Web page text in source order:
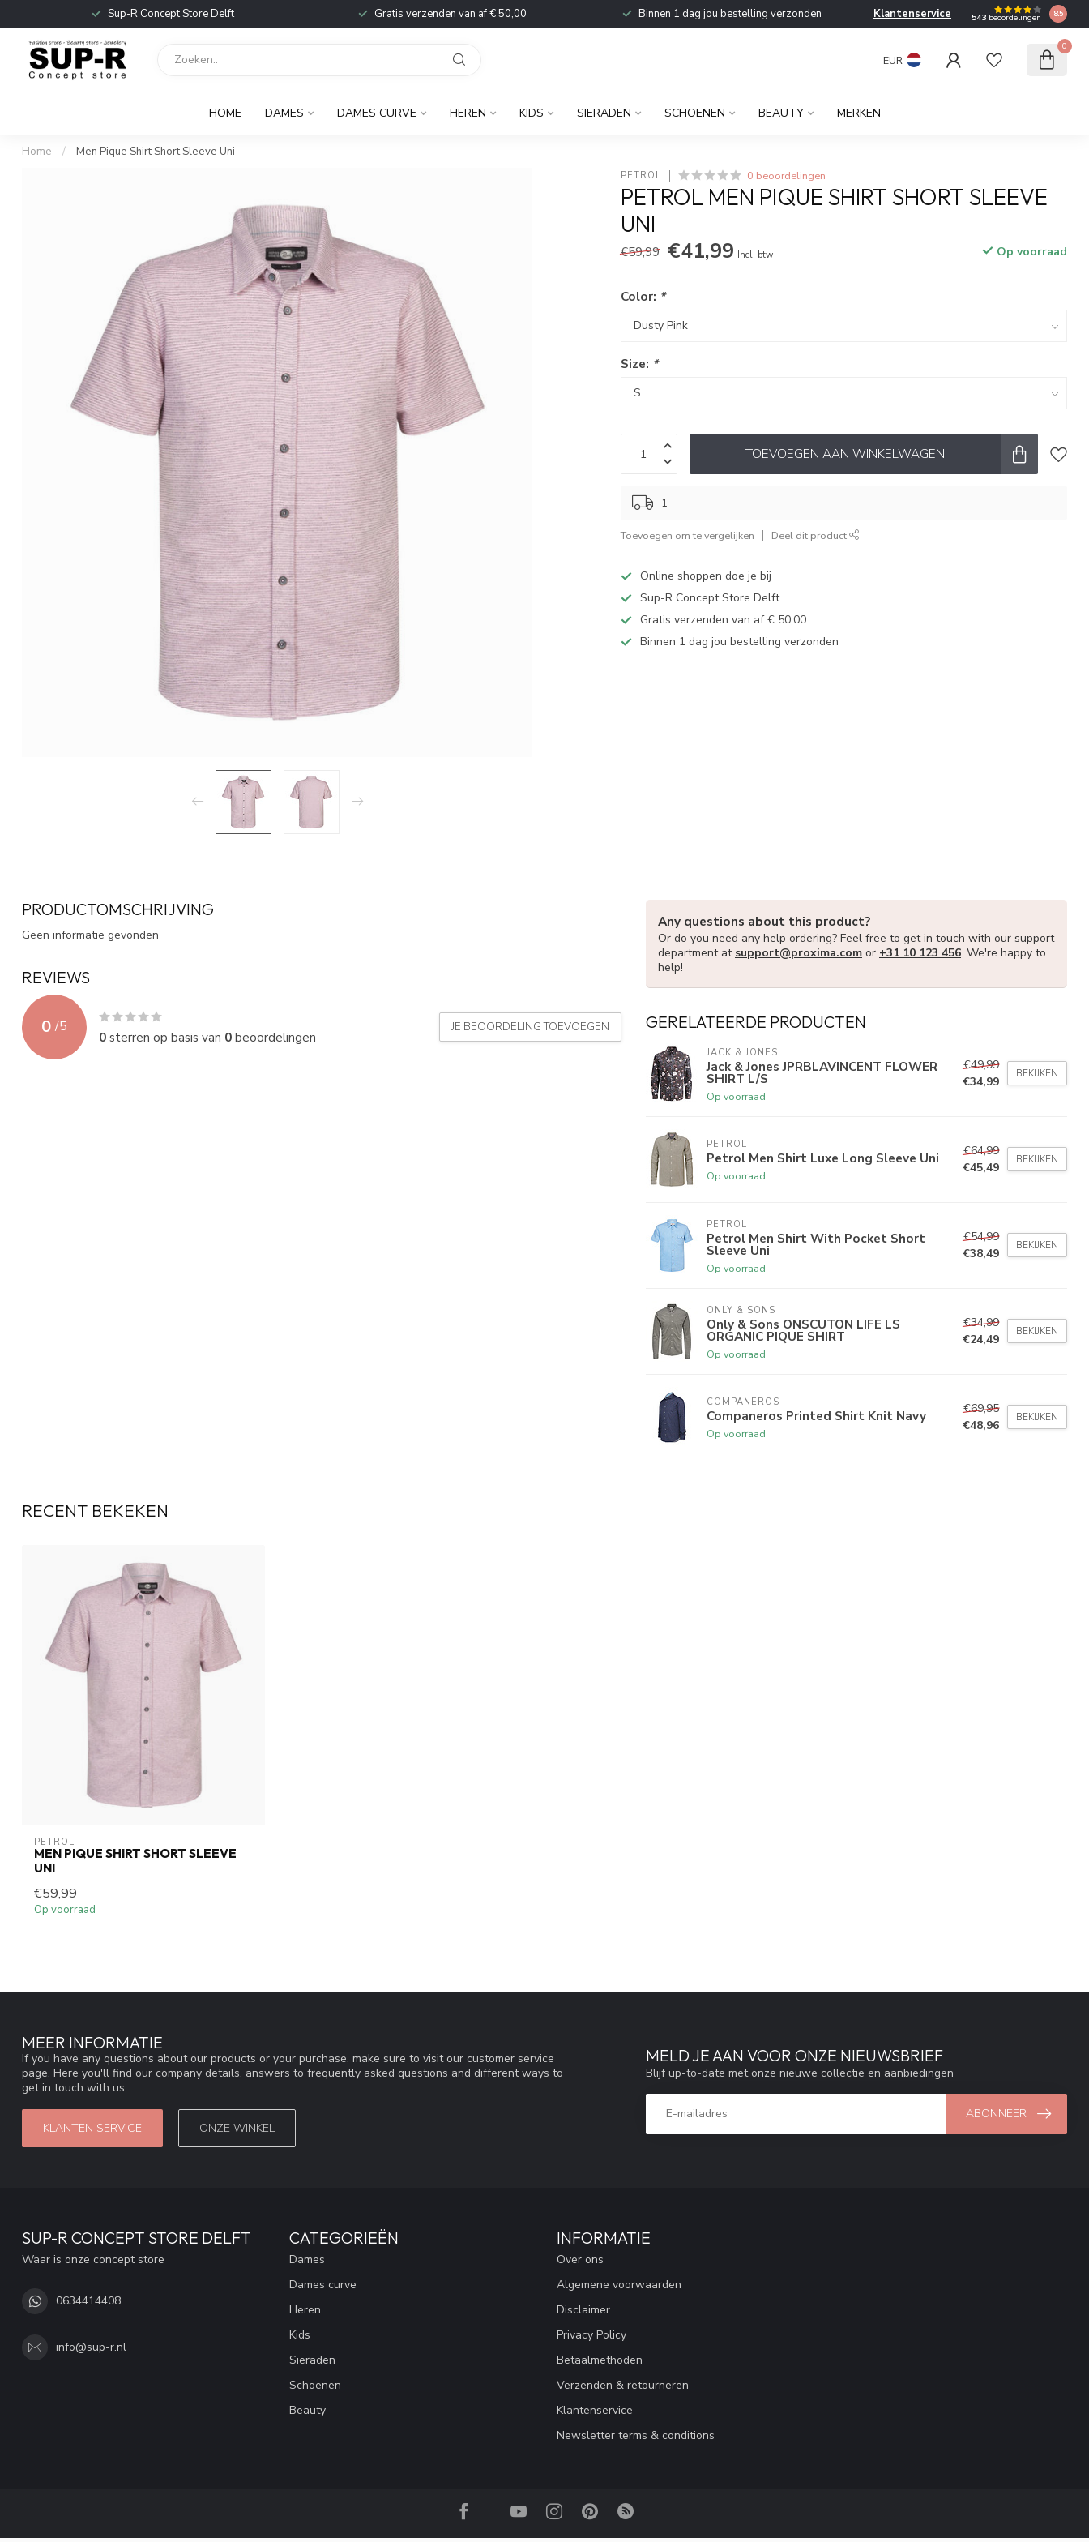
Sup-R Concept Store Delft Gratis verzenden van af € 50,00 Binnen 1 dag jou bestelling verzonden Klantenservice 543 beoordelingen 8.5
EUR
0
HOME DAMES DAMES CURVE HEREN KIDS SIERADEN SCHOENEN BEAUTY MERKEN
Home / Men Pique Shirt Short Sleeve Uni
PETROL 0 beoordelingen
PETROL MEN PIQUE SHIRT SHORT SLEEVE
UNI
€59,99 €41,99 Incl. btw Op voorraad
Color: *
Size: *
TOEVOEGEN AAN WINKELWAGEN
1
Toevoegen om te vergelijken Deel dit product
Online shoppen doe je bij
Sup-R Concept Store Delft
Gratis verzenden van af € 50,00
Binnen 1 dag jou bestelling verzonden
PRODUCTOMSCHRIJVING
Geen informatie gevonden
REVIEWS
0 /5
0sterren op basis van 0beoordelingen
JE BEOORDELING TOEVOEGEN
Any questions about this product?
Or do you need any help ordering? Feel free to get in touch with our support
department at support@proxima.com or +31 10 123 456. We're happy to
help!
GERELATEERDE PRODUCTEN
JACK & JONES
Jack & Jones JPRBLAVINCENT FLOWER
SHIRT L/S
Op voorraad
€49,99
€34,99
BEKIJKEN
PETROL
Petrol Men Shirt Luxe Long Sleeve Uni
Op voorraad
€64,99
€45,49
BEKIJKEN
PETROL
Petrol Men Shirt With Pocket Short
Sleeve Uni
Op voorraad
€54,99
€38,49
BEKIJKEN
ONLY & SONS
Only & Sons ONSCUTON LIFE LS
ORGANIC PIQUE SHIRT
Op voorraad
€34,99
€24,49
BEKIJKEN
COMPANEROS
Companeros Printed Shirt Knit Navy
Op voorraad
€69,95
€48,96
BEKIJKEN
RECENT BEKEKEN
PETROL
MEN PIQUE SHIRT SHORT SLEEVE
UNI
€59,99
Op voorraad
MEER INFORMATIE
If you have any questions about our products or your purchase, make sure to visit our customer service
page. Here you'll find our company details, answers to frequently asked questions and different ways to
get in touch with us.
KLANTEN SERVICE ONZE WINKEL
MELD JE AAN VOOR ONZE NIEUWSBRIEF
Blijf up-to-date met onze nieuwe collectie en aanbiedingen
ABONNEER
SUP-R CONCEPT STORE DELFT
Waar is onze concept store
0634414408
info@sup-r.nl
CATEGORIEËN
Dames
Dames curve
Heren
Kids
Sieraden
Schoenen
Beauty
INFORMATIE
Over ons
Algemene voorwaarden
Disclaimer
Privacy Policy
Betaalmethoden
Verzenden & retourneren
Klantenservice
Newsletter terms & conditions